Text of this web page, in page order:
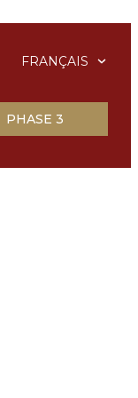
FRANÇAIS
PHASE 3